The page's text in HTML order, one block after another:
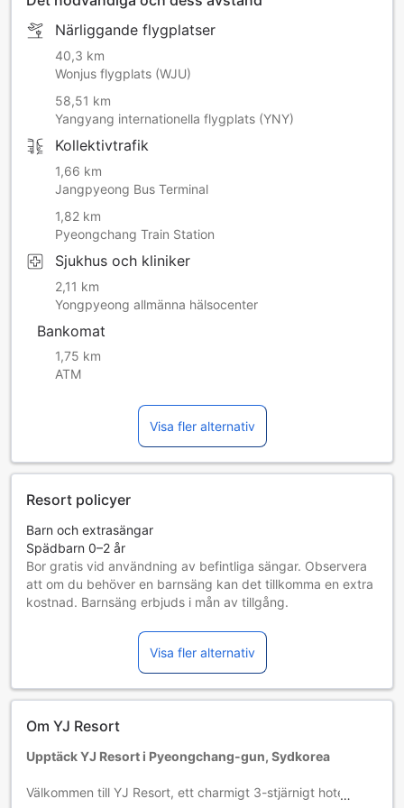
Närliggande flygplatser
40,3 km
Wonjus flygplats (WJU)
58,51 km
Yangyang internationella flygplats (YNY)
Kollektivtrafik
1,66 km
Jangpyeong Bus Terminal
1,82 km
Pyeongchang Train Station
Sjukhus och kliniker
2,11 km
Yongpyeong allmänna hälsocenter
Bankomat
1,75 km
ATM
Visa fler alternativ
Resort policyer
Barn och extrasängar
Spädbarn 0–2 år
Bor gratis vid användning av befintliga sängar. Observera
att om du behöver en barnsäng kan det tillkomma en extra
kostnad. Barnsäng erbjuds i mån av tillgång.
Bor gratis om befintliga sängar används.
Gäster 8 år och äldre betraktas som vuxna
Tillgång av extrasängar beror på vilket rum du väljer. Var
god kontrollera rummets beläggning för mer information.
och tillägg gäller.
Visa fler alternativ
Om YJ Resort
Upptäck YJ Resort i Pyeongchang-gun, Sydkorea
Välkommen till YJ Resort, ett charmigt 3-stjärnigt hotell